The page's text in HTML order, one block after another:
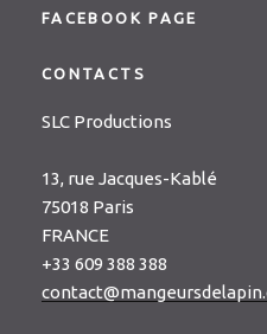
FACEBOOK PAGE
CONTACTS
SLC Productions
13, rue Jacques-Kablé
75018 Paris
FRANCE
+33 609 388 388